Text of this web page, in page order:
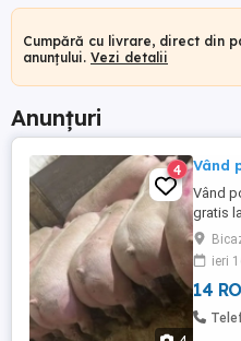
Cumpără cu livrare, direct din
anunțului. Vezi detalii
Anunțuri
4 Vând
Vând
gratis
kg
ieri
14